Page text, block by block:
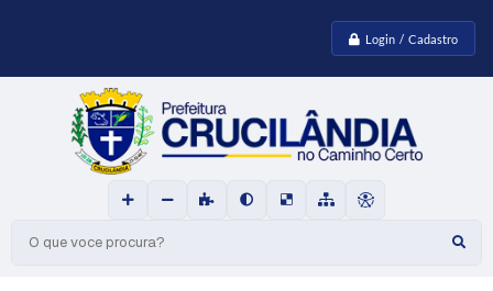
Login / Cadastro
O que voce procura?